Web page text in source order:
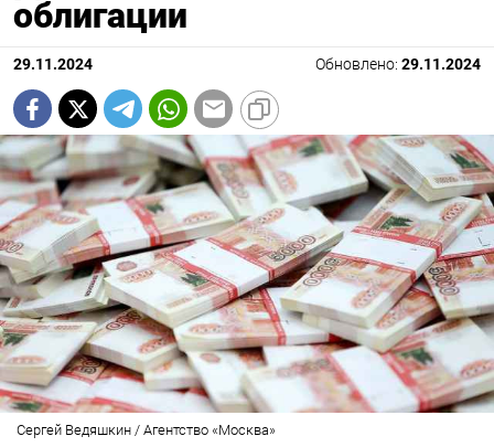
облигации
29.11.2024 Обновлено: 29.11.2024
Сергей Ведяшкин / Агентство «Москва»